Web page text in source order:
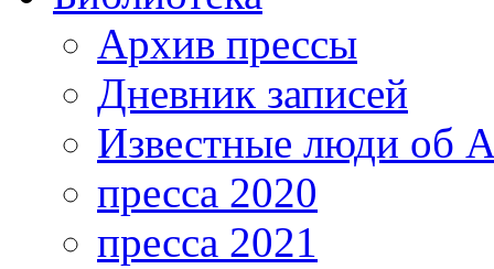
Архив прессы
Дневник записей
Известные люди об
пресса 2020
пресса 2021